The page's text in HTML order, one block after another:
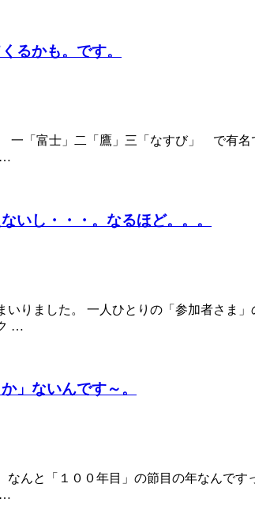
るかも。です。
一「富士」二「鷹」三「なすび」 で有
…
いし・・・。なるほど。。。
りました。 一人ひとりの「参加者さま
…
」ないんです～。
なんと「１００年目」の節目の年なんで
…